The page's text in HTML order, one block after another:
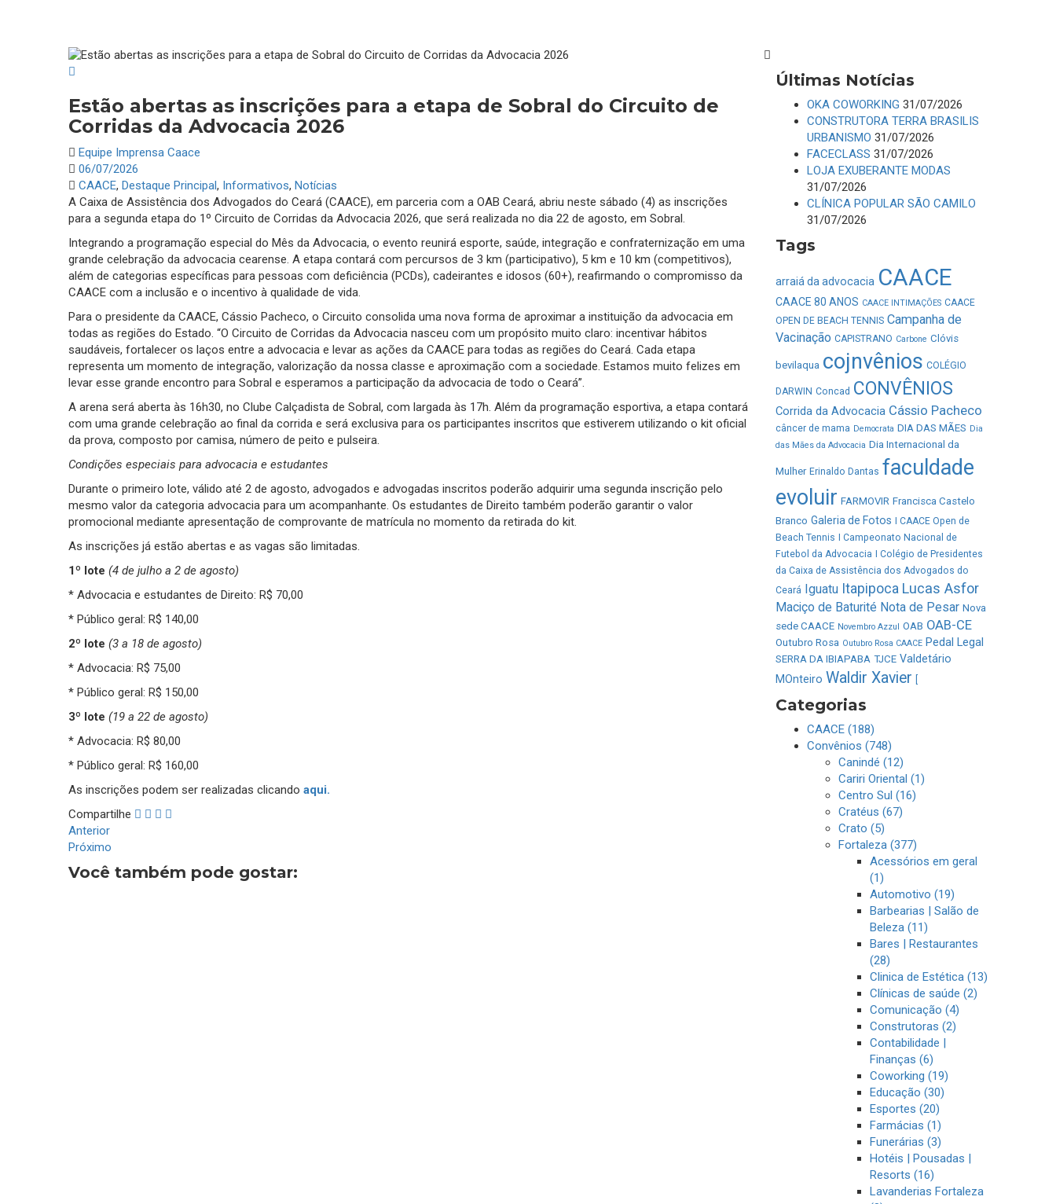
Estão abertas as inscrições para a etapa de Sobral do Circuito de
Corridas da Advocacia 2026
Equipe Imprensa Caace
06/07/2026
CAACE, Destaque Principal, Informativos, Notícias
A Caixa de Assistência dos Advogados do Ceará (CAACE), em parceria com a OAB Ceará, abriu neste sábado (4) as inscrições
para a segunda etapa do 1º Circuito de Corridas da Advocacia 2026, que será realizada no dia 22 de agosto, em Sobral.
Integrando a programação especial do Mês da Advocacia, o evento reunirá esporte, saúde, integração e confraternização em uma
grande celebração da advocacia cearense. A etapa contará com percursos de 3 km (participativo), 5 km e 10 km (competitivos),
além de categorias específicas para pessoas com deficiência (PCDs), cadeirantes e idosos (60+), reafirmando o compromisso da
CAACE com a inclusão e o incentivo à qualidade de vida.
Para o presidente da CAACE, Cássio Pacheco, o Circuito consolida uma nova forma de aproximar a instituição da advocacia em
todas as regiões do Estado. “O Circuito de Corridas da Advocacia nasceu com um propósito muito claro: incentivar hábitos
saudáveis, fortalecer os laços entre a advocacia e levar as ações da CAACE para todas as regiões do Ceará. Cada etapa
representa um momento de integração, valorização da nossa classe e aproximação com a sociedade. Estamos muito felizes em
levar esse grande encontro para Sobral e esperamos a participação da advocacia de todo o Ceará”.
A arena será aberta às 16h30, no Clube Calçadista de Sobral, com largada às 17h. Além da programação esportiva, a etapa contará
com uma grande celebração ao final da corrida e será exclusiva para os participantes inscritos que estiverem utilizando o kit oficial
da prova, composto por camisa, número de peito e pulseira.
Condições especiais para advocacia e estudantes
Durante o primeiro lote, válido até 2 de agosto, advogados e advogadas inscritos poderão adquirir uma segunda inscrição pelo
mesmo valor da categoria advocacia para um acompanhante. Os estudantes de Direito também poderão garantir o valor
promocional mediante apresentação de comprovante de matrícula no momento da retirada do kit.
As inscrições já estão abertas e as vagas são limitadas.
1º lote (4 de julho a 2 de agosto)
* Advocacia e estudantes de Direito: R$ 70,00
* Público geral: R$ 140,00
2º lote (3 a 18 de agosto)
* Advocacia: R$ 75,00
* Público geral: R$ 150,00
3º lote (19 a 22 de agosto)
* Advocacia: R$ 80,00
* Público geral: R$ 160,00
As inscrições podem ser realizadas clicando aqui.
Compartilhe
Anterior
Próximo
Você também pode gostar:
Últimas Notícias
OKA COWORKING 31/07/2026
CONSTRUTORA TERRA BRASILIS
URBANISMO 31/07/2026
FACECLASS 31/07/2026
LOJA EXUBERANTE MODAS
31/07/2026
CLÍNICA POPULAR SÃO CAMILO
31/07/2026
Tags
arraiá da advocacia CAACE
CAACE 80 ANOS CAACE INTIMAÇÕES CAACE
OPEN DE BEACH TENNIS Campanha de
Vacinação CAPISTRANO Carbone Clóvis
bevilaqua cojnvênios COLÉGIO
DARWIN Concad CONVÊNIOS
Corrida da Advocacia Cássio Pacheco
câncer de mama Democrata DIA DAS MÃES Dia
das Mães da Advocacia Dia Internacional da
Mulher Erinaldo Dantas faculdade
evoluir FARMOVIR Francisca Castelo
Branco Galeria de Fotos
I CAACE Open de
Beach Tennis
I Campeonato Nacional de
Futebol da Advocacia
I Colégio de Presidentes
da Caixa de Assistência dos Advogados do
Ceará Iguatu Itapipoca Lucas Asfor
Maciço de Baturité Nota de Pesar Nova
sede CAACE Novembro Azzul OAB OAB-CE
Outubro Rosa Outubro Rosa CAACE Pedal Legal
SERRA DA IBIAPABA TJCE Valdetário
MOnteiro Waldir Xavier
Categorias
CAACE (188)
Convênios (748)
Canindé (12)
Cariri Oriental (1)
Centro Sul (16)
Cratéus (67)
Crato (5)
Fortaleza (377)
Acessórios em geral
(1)
Automotivo (19)
Barbearias | Salão de
Beleza (11)
Bares | Restaurantes
(28)
Clinica de Estética (13)
Clínicas de saúde (2)
Comunicação (4)
Construtoras (2)
Contabilidade |
Finanças (6)
Coworking (19)
Educação (30)
Esportes (20)
Farmácias (1)
Funerárias (3)
Hotéis | Pousadas |
Resorts (16)
Lavanderias Fortaleza